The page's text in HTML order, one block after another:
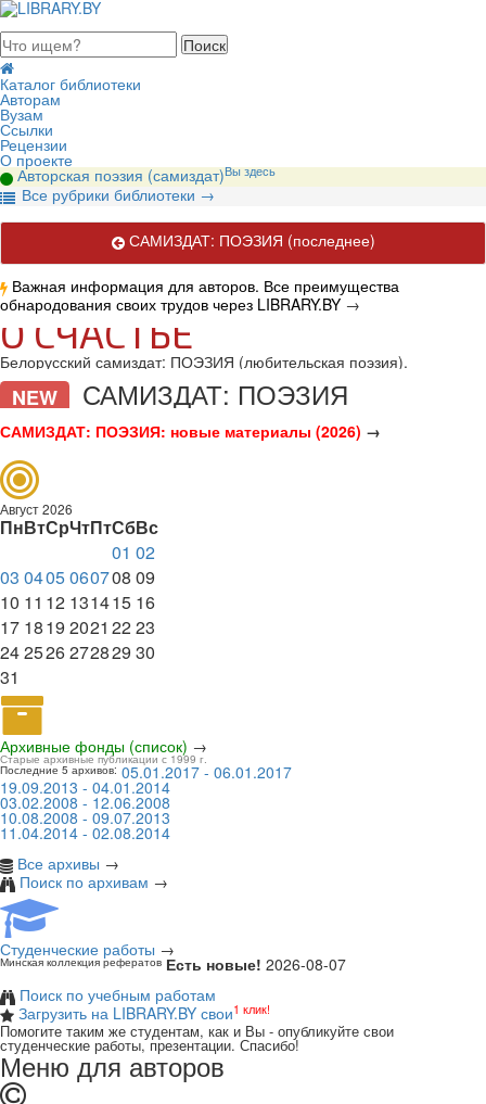
2026, пятница
Каталог библиотеки
Авторам
Вузам
Ссылки
Рецензии
О проекте
Авторская поэзия (самиздат)Вы здесь
Все рубрики библиотеки →
САМИЗДАТ: ПОЭЗИЯ (последнее)
Важная информация для авторов. Все преимущества
обнародования своих трудов через LIBRARY.BY →
О СЧАСТЬЕ
Белорусский самиздат: ПОЭЗИЯ (любительская поэзия).
NEW САМИЗДАТ: ПОЭЗИЯ
САМИЗДАТ: ПОЭЗИЯ: новые материалы (2026) →
Август 2026
ПнВтСрЧтПтСбВс
01 02
03 0405060708 09
10 11 12 131415 16
17 1819 2021 2223
242526272829 30
31
Архивные фонды (список) →
Старые архивные публикации с 1999 г.
Последние 5 архивов: 05.01.2017 - 06.01.2017
19.09.2013 - 04.01.2014
03.02.2008 - 12.06.2008
10.08.2008 - 09.07.2013
11.04.2014 - 02.08.2014
Все архивы →
Поиск по архивам →
Студенческие работы →
Минская коллекция рефератов Есть новые! 2026-08-07
Поиск по учебным работам
Загрузить на LIBRARY.BY свои1 клик!
Помогите таким же студентам, как и Вы - опубликуйте свои
студенческие работы, презентации. Спасибо!
Меню для авторов